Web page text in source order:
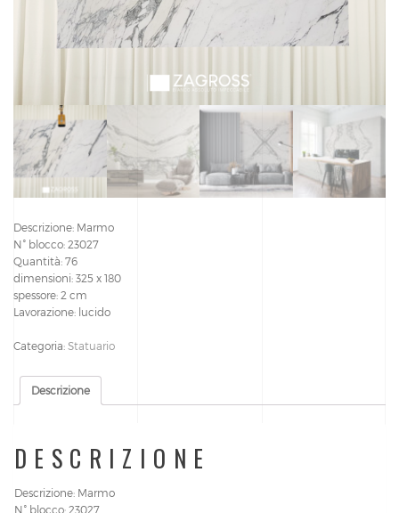
Descrizione: Marmo
N° blocco: 23027
Quantità: 76
dimensioni: 325 x 180
spessore: 2 cm
Lavorazione: lucido
Categoria: Statuario
Descrizione
DESCRIZIONE
Descrizione: Marmo
N° blocco: 23027